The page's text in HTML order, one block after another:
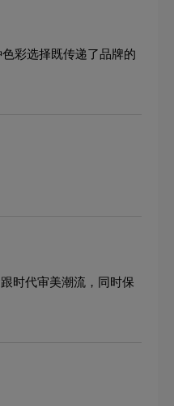
彩选择既传递了品牌的
时代审美潮流，同时保